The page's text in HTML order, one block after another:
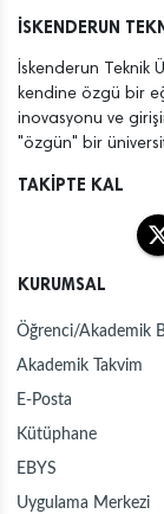
İSKENDERUN
İskenderun Teknik
kendine özgü bir
inovasyonu ve
"özgün" bir
TAKİPTE KAL
KURUMSAL
Öğrenci/Akademik
Akademik Takvim
E-Posta
Kütüphane
EBYS
Uygulama Merkezi